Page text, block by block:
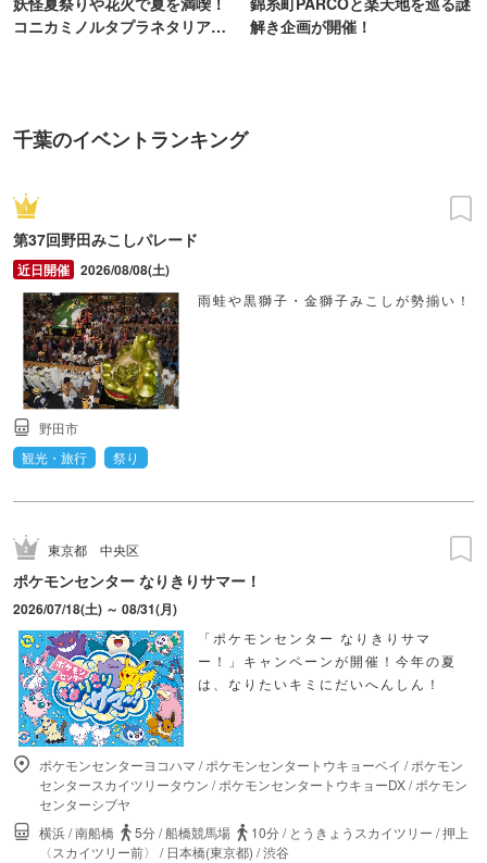
コニカミノルタプラネタリア
解き企画が開催！
千葉のイベントランキング
第37回野田みこしパレード
2026/08/08(土)
雨蛙や黒獅子・金獅子みこしが勢揃い！
野田市
観光・旅行
祭り
東京都 中央区
ポケモンセンター なりきりサマー！
2026/07/18(土) ～ 08/31(月)
「ポケモンセンター なりきりサマ
ー！」キャンペーンが開催！今年の夏
は、なりたいキミにだいへんしん！
ポケモンセンターヨコハマ /ポケモンセンタートウキョーベイ /ポケモン
センタースカイツリータウン /ポケモンセンタートウキョーDX/ポケモン
センターシブヤ
横浜/南船橋 5分/船橋競馬場 10分/ とうきょうスカイツリー /押上
〈スカイツリー前〉 / 日本橋(東京都) /渋谷